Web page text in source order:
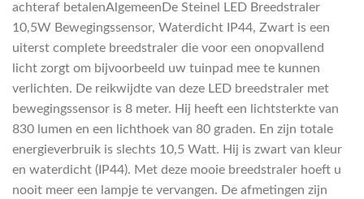
achteraf betalenAlgemeenDe Steinel LED Breedstraler
10,5W Bewegingssensor, Waterdicht IP44, Zwart is een
uiterst complete breedstraler die voor een onopvallend
licht zorgt om bijvoorbeeld uw tuinpad mee te kunnen
verlichten. De reikwijdte van deze LED breedstraler met
bewegingssensor is 8 meter. Hij heeft een lichtsterkte van
830 lumen en een lichthoek van 80 graden. En zijn totale
energieverbruik is slechts 10,5 Watt. Hij is zwart van kleur
en waterdicht (IP44). Met deze mooie breedstraler hoeft u
nooit meer een lampje te vervangen. De afmetingen zijn